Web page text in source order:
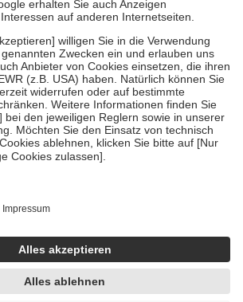
Versicherten für ihre eigene Gesundheit zu
Stellung der Familie zu unterstützen,
an bei:
bis zum vollendeten 18. Lebensjahr
Vorsorge und Früherkennung, die von der
dass es sich um echte Bewertungen
hc/de/articles/4419944605341
wurden unter Zuhilfenahme künstlicher